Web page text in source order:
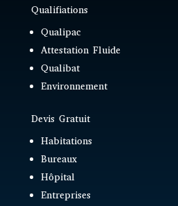
Qualifiations
Qualipac
Attestation Fluide
Qualibat
Environnement
Devis Gratuit
Habitations
Bureaux
Hôpital
Entreprises